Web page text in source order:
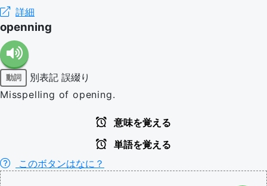
詳細
openning
動詞 別表記 誤綴り
Misspelling of opening.
意味を覚える
単語を覚える
このボタンはなに？